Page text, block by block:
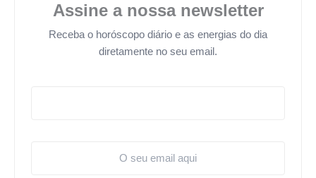
Assine a nossa newsletter
Receba o horóscopo diário e as energias do dia
diretamente no seu email.